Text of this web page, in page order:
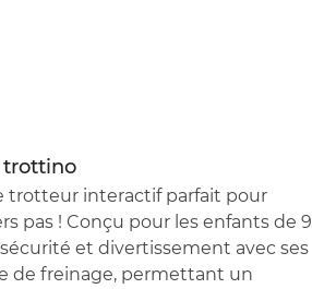
trottino
trotteur interactif parfait pour
pas ! Conçu pour les enfants de 9
et divertissement avec ses
de freinage, permettant un